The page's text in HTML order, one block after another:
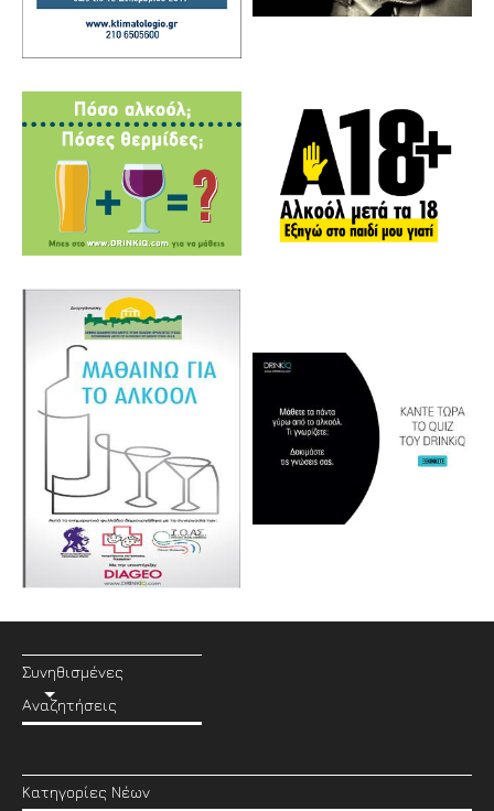
Συνηθισμένες
Αναζητήσεις
Κατηγορίες Νέων